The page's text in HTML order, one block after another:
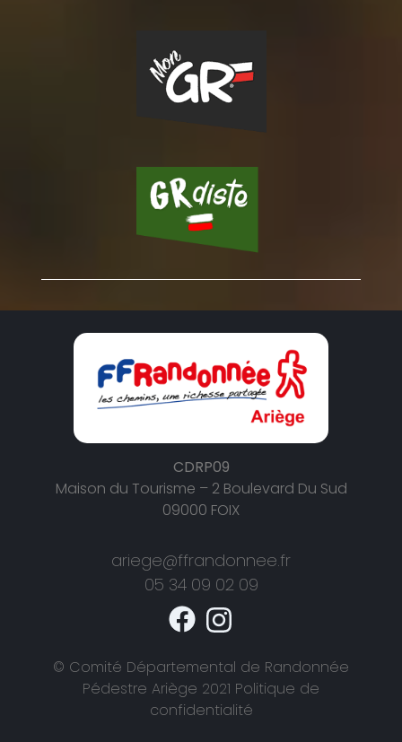
CDRP09
Maison du Tourisme – 2 Boulevard Du Sud
09000 FOIX
ariege@ffrandonnee.fr
05 34 09 02 09
© Comité Départemental de Randonnée
Pédestre Ariège 2021 Politique de
confidentialité